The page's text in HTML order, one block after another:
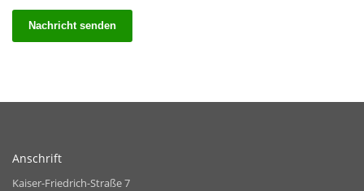
Nachricht senden
Anschrift
Kaiser-Friedrich-Straße 7